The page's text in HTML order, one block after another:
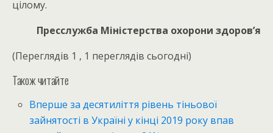
цілому.
Пресслужба Міністерства охорони здоров’я
(Переглядів 1 , 1 переглядів сьогодні)
Також читайте
Вперше за десятиліття рівень тіньової
зайнятості в Україні у кінці 2019 року впав